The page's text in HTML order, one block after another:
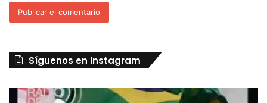
Síguenos en Instagram